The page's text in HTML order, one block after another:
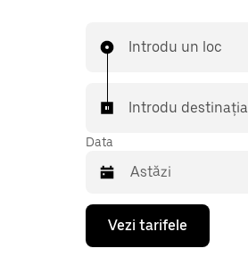
Introdu un loc
Introdu destinația
Data
Pentru
deschide
Vezi tarifele